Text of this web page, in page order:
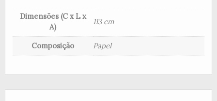
Dimensões (C x L x
A)
113 cm
Composição Papel